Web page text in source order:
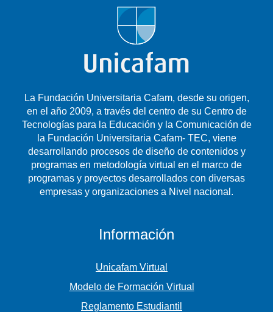
La Fundación Universitaria Cafam, desde su origen,
en el año 2009, a través del centro de su Centro de
Tecnologías para la Educación y la Comunicación de
la Fundación Universitaria Cafam- TEC, viene
desarrollando procesos de diseño de contenidos y
programas en metodología virtual en el marco de
programas y proyectos desarrollados con diversas
empresas y organizaciones a Nivel nacional.
Información
Unicafam Virtual
Modelo de Formación Virtual
Reglamento Estudiantil